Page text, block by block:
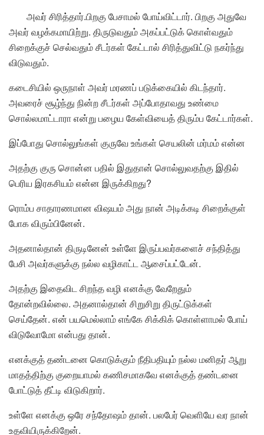
அவர் சிரித்தார்.பிறகு பேசாமல் போய்விட்டார். பிறகு அதுவே
அவர் வழக்கமாயிற்று. திருடுவதும் அகப்பட்டுக் கொள்வதும்
சிறைக்குச் செல்வதும் சீடர்கள் கேட்டால் சிரித்துவிட்டு நகர்ந்து
விடுவதும்.
கடைசியில் ஒருநாள் அவர் மரணப் படுக்கையில் கிடந்தார்.
அவரைச் சூழ்ந்து நின்ற சீடர்கள் அப்போதாவது உண்மை
சொல்லமாட்டாரா என்று பழைய கேள்வியைத் திரும்ப கேட்டார்கள்.
இப்போது சொல்லுங்கள் குருவே உங்கள் செயலின் மர்மம் என்ன
அதற்கு குரு சொன்ன பதில் இதுதான் சொல்லுவதற்கு இதில்
பெரிய இரகசியம் என்ன இருக்கிறது?
ரொம்ப சாதாரணமான விஷயம் அது நான் அடிக்கடி சிறைக்குள்
போக விரும்பினேன்.
அதனால்தான் திருடினேன் உள்ளே இருப்பவர்களைச் சந்தித்து
பேசி அவர்களுக்கு நல்ல வழிகாட்ட ஆசைப்பட்டேன்.
அதற்கு இதைவிட சிறந்த வழி எனக்கு வேறேதும்
தோன்றவில்லை. அதனால்தான் சிறுசிறு திருட்டுக்கள்
செய்தேன். என் பயமெல்லாம் எங்கே சிக்கிக் கொள்ளாமல் போய்
விடுவோமோ என்பது தான்.
எனக்குத் தண்டனை கொடுக்கும் நீதிபதியும் நல்ல மனிதர் ஆறு
மாதத்திற்கு குறையாமல் கணிசமாகவே எனக்குத் தண்டனை
போட்டுத் தீட்டி விடுகிறார்.
உள்ளே எனக்கு ஒரே சந்தோஷம் தான். பலபேர் வெளியே வர நான்
உதவியிருக்கிறேன்.